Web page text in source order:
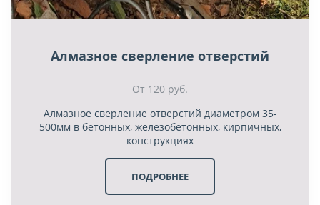
Алмазное сверление отверстий
От 120 руб.
Алмазное сверление отверстий диаметром 35-
500мм в бетонных, железобетонных, кирпичных,
конструкциях
ПОДРОБНЕЕ